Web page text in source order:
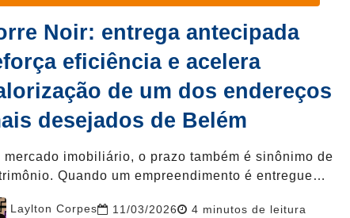
Noir: entrega antecipada
eficiência e acelera
de um dos endereços
desejados de Belém
mercado imobiliário, o prazo também é sinônimo de
Quando um empreendimento é entregue…
Laylton Corpes 11/03/2026Reading
4 minutos de leitura